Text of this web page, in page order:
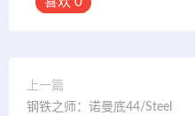
上一篇
钢铁之师：诺曼底44/Steel